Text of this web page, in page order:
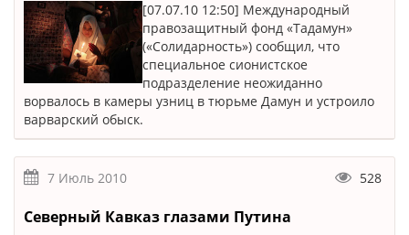
[07.07.10 12:50] Международный
правозащитный фонд «Тадамун»
(«Солидарность») сообщил, что
специальное сионистское
подразделение неожиданно
ворвалось в камеры узниц в тюрьме Дамун и устроило
варварский обыск.
7 Июль 2010 528
Северный Кавказ глазами Путина